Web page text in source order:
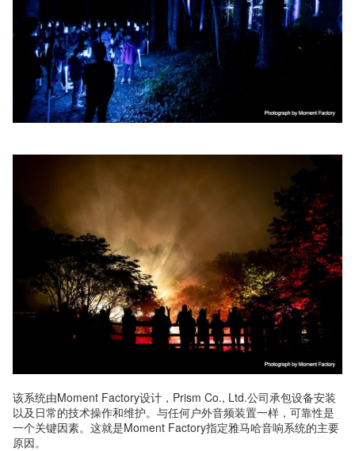
该系统由Moment Factory设计，Prism Co., Ltd.公司承包设备安装
以及日常的技术操作和维护。与任何户外音频装置一样，可靠性是
一个关键因素。这就是Moment Factory指定雅马哈音响系统的主要
原因。